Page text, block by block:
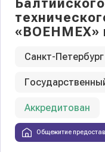
«ВОЕНМЕХ»
Санкт-Петербург
Аккредитован
Общежитие